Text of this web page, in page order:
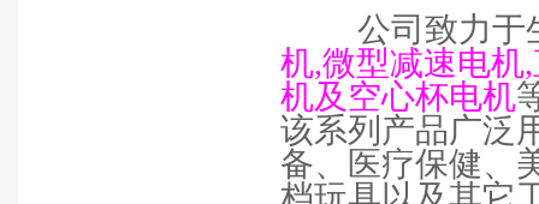
公司致力于
机,微型减速电机,
机及空心杯电机
该系列产品广泛
备、医疗保健、